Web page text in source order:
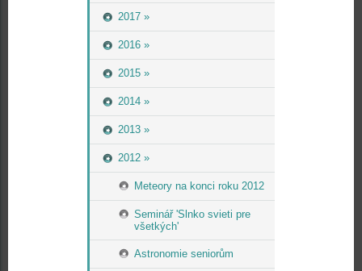
2017 »
2016 »
2015 »
2014 »
2013 »
2012 »
Meteory na konci roku 2012
Seminář 'Slnko svieti pre
všetkých'
Astronomie seniorům